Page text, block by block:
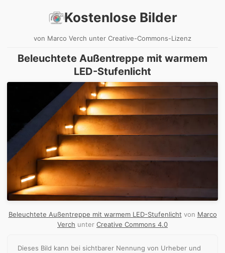
Kostenlose Bilder
von Marco Verch unter Creative-Commons-Lizenz
Beleuchtete Außentreppe mit warmem
LED-Stufenlicht
Beleuchtete Außentreppe mit warmem LED-Stufenlicht von Marco
Verch unter Creative Commons 4.0
Dieses Bild kann bei sichtbarer Nennung von Urheber und